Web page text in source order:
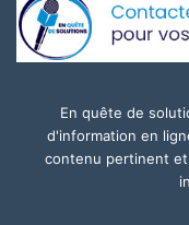
En quête de
d'information en
contenu pertinent